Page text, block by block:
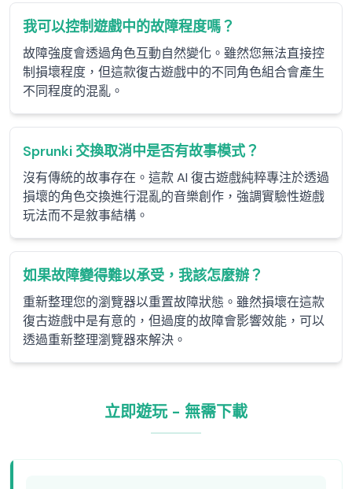
我可以控制遊戲中的故障程度嗎？
故障強度會透過角色互動自然變化。雖然您無法直接控
制損壞程度，但這款復古遊戲中的不同角色組合會產生
不同程度的混亂。
Sprunki 交換取消中是否有故事模式？
沒有傳統的故事存在。這款 AI 復古遊戲純粹專注於透過
損壞的角色交換進行混亂的音樂創作，強調實驗性遊戲
玩法而不是敘事結構。
如果故障變得難以承受，我該怎麼辦？
重新整理您的瀏覽器以重置故障狀態。雖然損壞在這款
復古遊戲中是有意的，但過度的故障會影響效能，可以
透過重新整理瀏覽器來解決。
立即遊玩 - 無需下載